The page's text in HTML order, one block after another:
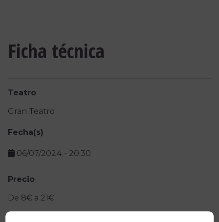
Ficha técnica
Teatro
Gran Teatro
Fecha(s)
06/07/2024 - 20:30
Precio
De 8€ a 21€